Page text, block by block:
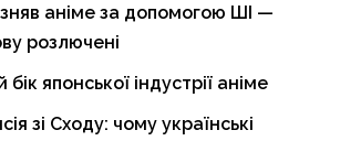
аніме за допомогою ШІ —
розлючені
японської індустрії аніме
зі Сходу: чому українські